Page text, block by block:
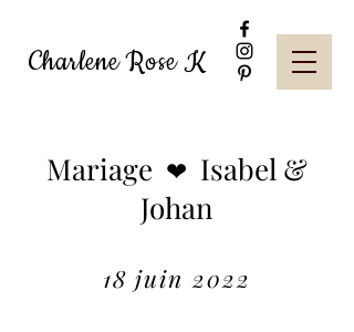
Charlene Rose K
Mariage ❤ Isabel &
Johan
18 juin 2022